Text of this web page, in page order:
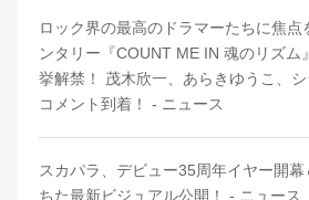
ロック界の最高のドラマーたちに焦点
ンタリー『COUNT ME IN 魂のリズム
挙解禁！ 茂木欣一、あらきゆうこ、
コメント到着！ - ニュース
スカパラ、デビュー35周年イヤー開
ちた最新ビジュアル公開！ - ニュース